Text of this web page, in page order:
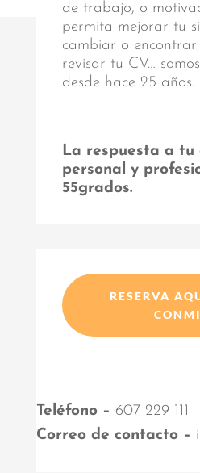
de trabajo, o
permita mejorar tu
cambiar o encontrar
revisar tu CV…
desde hace 25 años.
La respuesta a tu
personal y
55grados.
RESERVA
Teléfono – 607 229 111
Correo de contacto –